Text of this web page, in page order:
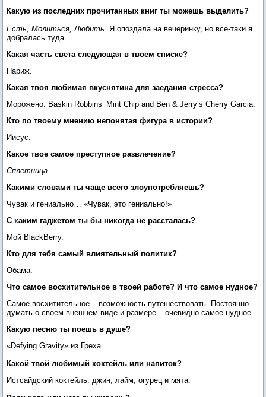
Какую из последних прочитанных книг ты можешь выделить?
Есть, Молиться, Любить. Я опоздала на вечеринку, но все-таки я
добралась туда.
Какая часть света следующая в твоем списке?
Париж.
Какая твоя любимая вкуснятина для заедания стресса?
Морожено: Baskin Robbins’ Mint Chip and Ben & Jerry’s Cherry Garcia.
Кто по твоему мнению непонятая фигура в истории?
Иисус.
Какое твое самое преступное развлечение?
Сплетница.
Какими словами ты чаще всего злоупотребляешь?
Чувак и гениально… «Чувак, это гениально!»
С каким гаджетом ты бы никогда не рассталась?
Мой BlackBerry.
Кто для тебя самый влиятельный политик?
Обама.
Что самое восхитительное в твоей работе? И что самое нудное?
Самое восхитительное – возможность путешествовать. Постоянно
думать о своем внешнем виде и размере – очевидно самое нудное.
Какую песню ты поешь в душе?
«Defying Gravity» из Греха.
Какой твой любимый коктейль или напиток?
Истсайдский коктейль: джин, лайм, огурец и мята.